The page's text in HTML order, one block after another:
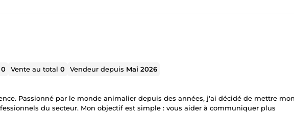
0 Vente au total0 Vendeur depuis Mai 2026
Passionné par le monde animalier depuis des années, j'ai décidé de mettre mon
du secteur. Mon objectif est simple : vous aider à communiquer plus